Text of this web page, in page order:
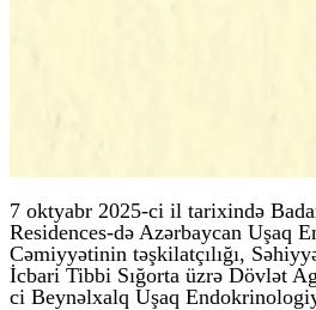
7 oktyabr 2025-ci il tarixində
Residences-də Azərbaycan Uşaq
Cəmiyyətinin təşkilatçılığı,
İcbari Tibbi Sığorta üzrə Dövlət
ci Beynəlxalq Uşaq